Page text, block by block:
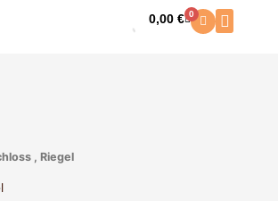
0,00€ 0
Warenkorb
, Riegel